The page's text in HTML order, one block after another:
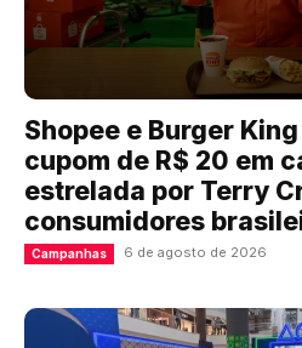
Shopee e Burger
cupom de R$ 20 em
estrelada por Terry
consumidores
Campanhas 6 de agosto de 2026